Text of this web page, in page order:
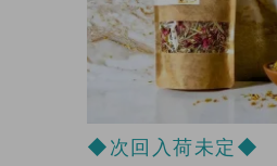
◆次回入荷未定◆